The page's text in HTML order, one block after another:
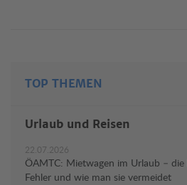
TOP THEMEN
Urlaub und Reisen
22.07.2026
ÖAMTC: Mietwagen im Urlaub – die
Fehler und wie man sie vermeidet